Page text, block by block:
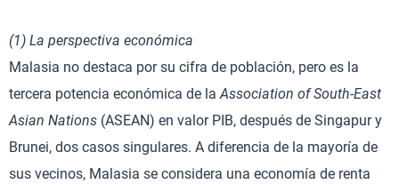
(1) La perspectiva económica
Malasia no destaca por su cifra de población, pero es la
tercera potencia económica de laAssociation of South-East
Asian Nations (ASEAN) en valor PIB, después de Singapur y
Brunei, dos casos singulares. A diferencia de la mayoría de
sus vecinos, Malasia se considera una economía de renta